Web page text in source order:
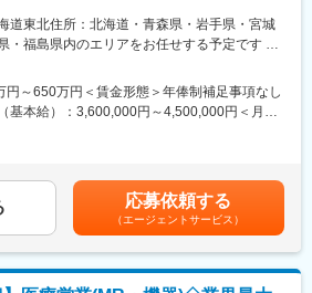
現する豊富なキャリアプランとサポート体
ー、研修部門など）へのキャリアチェンジ」
プランがあります。また、弊社のマネージャ
してサポートをしていきます。
薬剤師等へ、担当製品の情報提供を行いま
様に応じた情報提供や、担当製品の処方後の
。
ば活躍できる！》
仕事がしたい」「社会貢献につながる仕事を
かして新たなフィールドで活躍したい方を歓
土日祝休みで働き方改善・ワークライフバラン
！自身の成果や頑張りが客観的に評価され、
。また、在籍年数が増えると永年勤続報奨金
の手当もアップします。つまり、やりがいや
道東北住所：北海道・青森県・岩手県・宮城
・福島県内のエリアをお任せする予定です 受
円～650万円＜賃金形態＞年俸制補足事項なし
基本給）：3,600,000円～4,500,000円＜月額
10万円（四半期に1回、10万円程度支給）※た
、永続勤務報奨金（3年勤務5万円支給、5年
います。賃金はあくまでも目安の金額であ
下する可能性があります。月給(月額)は固定手
。
応募依頼する
（エージェントサービス）